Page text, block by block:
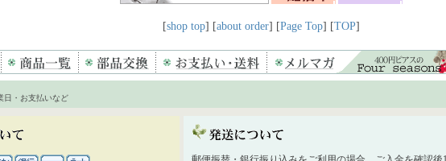
[shop top] [about order] [Page Top] [TOP]
日・お支払いなど